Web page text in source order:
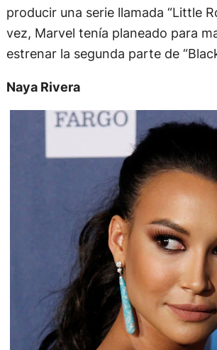
producir una serie llamada “Little
vez, Marvel tenía planeado para
estrenar la segunda parte de
Naya Rivera